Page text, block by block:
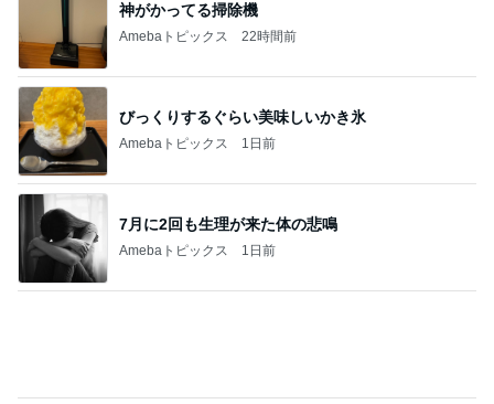
神がかってる掃除機
Amebaトピックス 22時間前
びっくりするぐらい美味しいかき氷
Amebaトピックス 1日前
7月に2回も生理が来た体の悲鳴
Amebaトピックス 1日前